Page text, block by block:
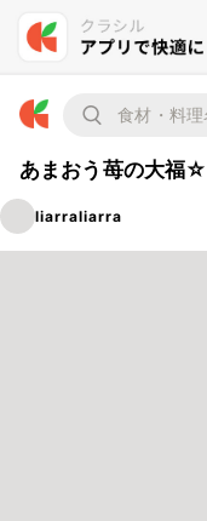
あまおう苺の大福
liarraliarra